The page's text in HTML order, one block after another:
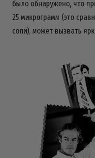
было обнаружено, что
25 микрограмм (это
соли), может вызвать